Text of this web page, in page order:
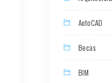
AutoCAD
Becas
BIM